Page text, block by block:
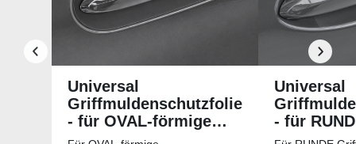
Universal
Griffmuldenschutzfolie
- für OVAL-förmige
Griffmulden
Universal
- für